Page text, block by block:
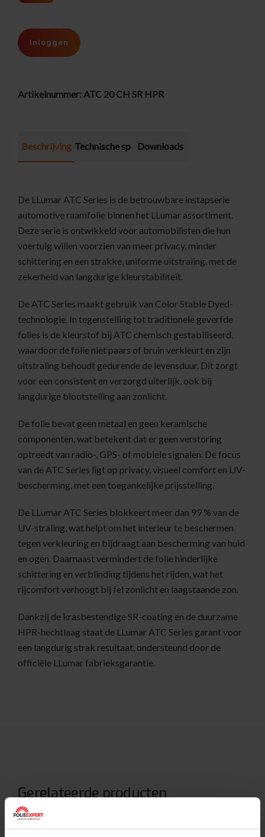
Inloggen
Artikelnummer:ATC 20 CH SR HPR
Beschrijving Technische specificatie
Downloads
De LLumar ATC Series is de betrouwbare instapserie
automotive raamfolie binnen het LLumar assortiment.
Deze serie is ontwikkeld voor automobilisten die hun
voertuig willen voorzien van meer privacy, minder
schittering en een strakke, uniforme uitstraling, met de
zekerheid van langdurige kleurstabiliteit.
De ATC Series maakt gebruik van Color Stable Dyed-
technologie. In tegenstelling tot traditionele geverfde
folies is de kleurstof bij ATC chemisch gestabiliseerd,
waardoor de folie niet paars of bruin verkleurt en zijn
uitstraling behoudt gedurende de levensduur. Dit zorgt
voor een consistent en verzorgd uiterlijk, ook bij
langdurige blootstelling aan zonlicht.
De folie bevat geen metaal en geen keramische
componenten, wat betekent dat er geen verstoring
optreedt van radio-, GPS- of mobiele signalen. De focus
van de ATC Series ligt op privacy, visueel comfort en UV-
bescherming, met een toegankelijke prijsstelling.
De LLumar ATC Series blokkeert meer dan 99 % van de
UV-straling, wat helpt om het interieur te beschermen
tegen verkleuring en bijdraagt aan bescherming van huid
en ogen. Daarnaast vermindert de folie hinderlijke
schittering en verblinding tijdens het rijden, wat het
rijcomfort verhoogt bij fel zonlicht en laagstaande zon.
Dankzij de krasbestendige SR-coating en de duurzame
HPR-hechtlaag staat de LLumar ATC Series garant voor
een langdurig strak resultaat, ondersteund door de
officiële LLumar fabrieksgarantie.
Gerelateerde producten